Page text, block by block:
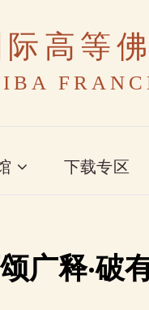
高等
下载专区
广释·破